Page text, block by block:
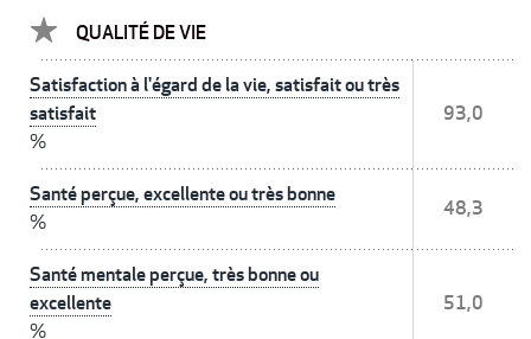
QUALITÉ DE VIE
Satisfaction à l'égard de la vie, satisfait ou très
satisfait
%
93,0
Santé perçue, excellente ou très bonne
%
48,3
Santé mentale perçue, très bonne ou
excellente
%
51,0